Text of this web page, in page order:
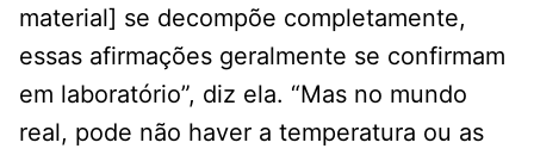
material] se decompõe completamente,
essas afirmações geralmente se confirmam
em laboratório”, diz ela. “Mas no mundo
real, pode não haver a temperatura ou as